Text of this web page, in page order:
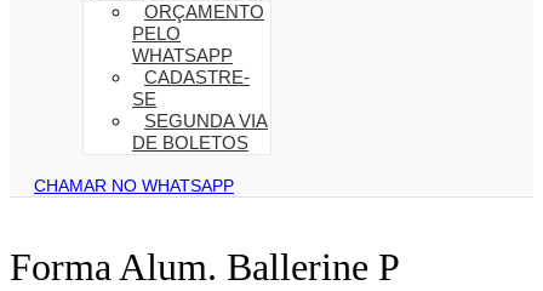
ORÇAMENTO
PELO
WHATSAPP
CADASTRE-
SE
SEGUNDA VIA
DE BOLETOS
CHAMAR NO WHATSAPP
Forma Alum. Ballerine P